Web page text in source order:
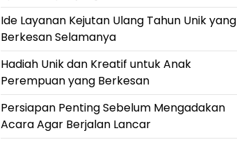
Ide Layanan Kejutan Ulang Tahun Unik yang
Berkesan Selamanya
Hadiah Unik dan Kreatif untuk Anak
Perempuan yang Berkesan
Persiapan Penting Sebelum Mengadakan
Acara Agar Berjalan Lancar